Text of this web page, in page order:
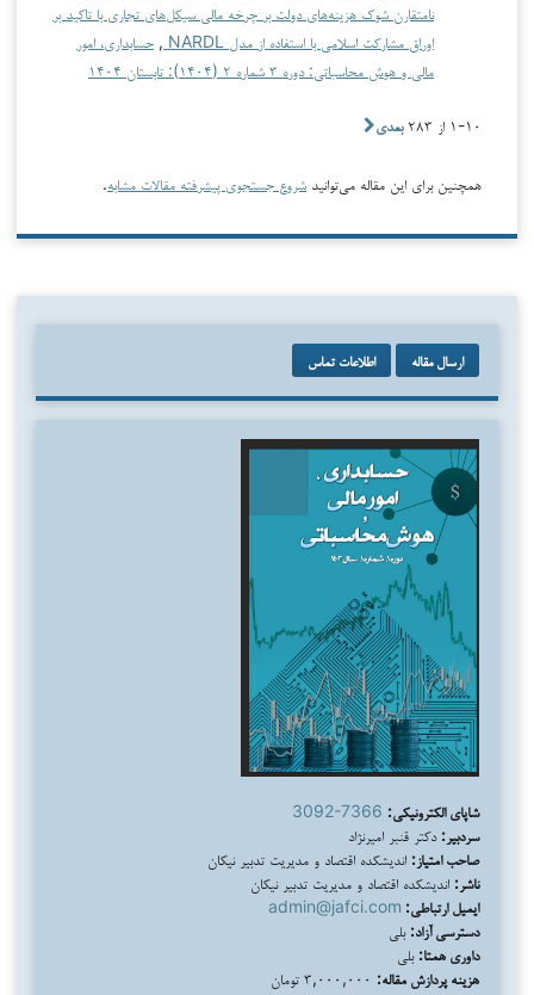
نامتقارن شوک هزینه‌های دولت بر چرخه مالی سیکل‌های تجاری با تاکید بر
اوراق مشارکت اسلامی با استفاده از مدل NARDL
, حسابداری، امور
مالی و هوش محاسباتی: دوره ۳ شماره ۲ (۱۴۰۴): تابستان ۱۴۰۴
۱-۱۰ از ۲۸۳ بعدی
همچنین برای این مقاله می‌توانید شروع جستجوی پیشرفته مقالات مشابه.
ارسال مقاله اطلاعات تماس
شاپای الکترونیکی: 3092-7366
سردبیر: دکتر قنبر امیرنژاد
صاحب امتیاز: اندیشکده اقتصاد و مدیریت تدبیر نیکان
ناشر: اندیشکده اقتصاد و مدیریت تدبیر نیکان
ایمیل ارتباطی: admin@jafci.com
دسترسی آزاد: بلی
داوری همتا: بلی
هزینه پردازش مقاله: